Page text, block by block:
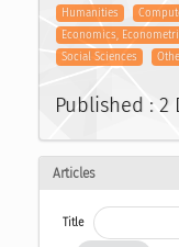
Humanities
Economics,
Social Sciences
Published : 2
Articles
Title